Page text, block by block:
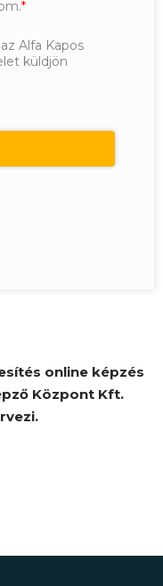
Alfa Kapos
küldjön
online képzés
Központ Kft.